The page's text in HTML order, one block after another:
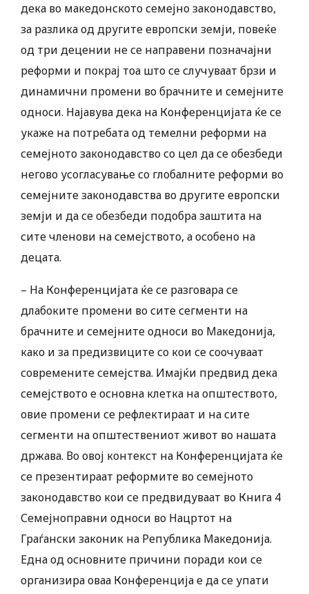
дека во македонското семејно законодавство,
за разлика од другите европски земји, повеќе
од три децении не се направени позначајни
реформи и покрај тоа што се случуваат брзи и
динамични промени во брачните и семејните
односи. Најавува дека на Конференцијата ќе се
укаже на потребата од темелни реформи на
семејното законодавство со цел да се обезбеди
негово усогласување со глобалните реформи во
семејните законодавства во другите европски
земји и да се обезбеди подобра заштита на
сите членови на семејството, а особено на
децата.
– На Конференцијата ќе се разговара се
длабоките промени во сите сегменти на
брачните и семејните односи во Македонија,
како и за предизвиците со кои се соочуваат
современите семејства. Имајќи предвид дека
семејството е основна клетка на општеството,
овие промени се рефлектираат и на сите
сегменти на општествениот живот во нашата
држава. Во овој контекст на Конференцијата ќе
се презентираат реформите во семејното
законодавство кои се предвидуваат во Книга 4
Семејноправни односи во Нацртот на
Граѓански законик на Република Македонија.
Една од основните причини поради кои се
организира оваа Конференција е да се упати